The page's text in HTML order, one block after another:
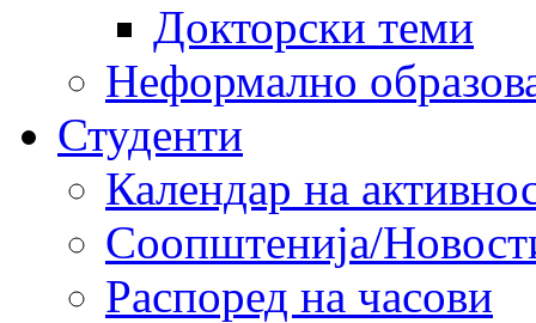
Докторски теми
Неформално
Студенти
Календар на
Соопштенија/
Распоред на часови